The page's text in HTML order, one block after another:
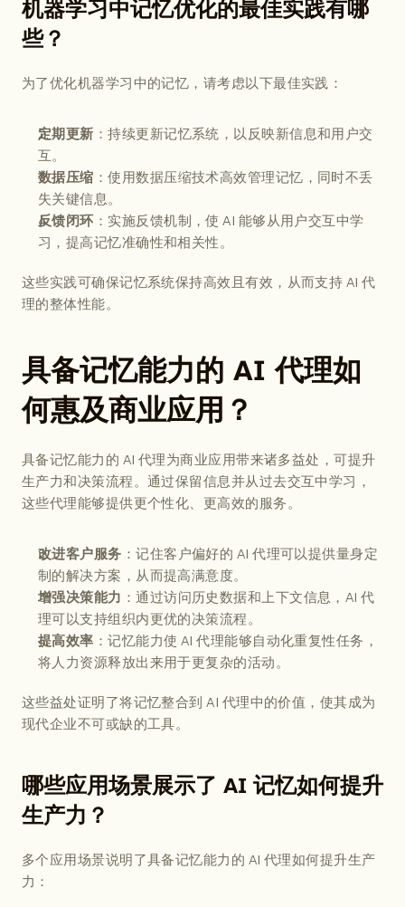
机器学习中记忆优化的最佳实践有哪
些？
为了优化机器学习中的记忆，请考虑以下最佳实践：
定期更新 ：持续更新记忆系统，以反映新信息和用户交
互。
数据压缩 ：使用数据压缩技术高效管理记忆，同时不丢
失关键信息。
反馈闭环 ：实施反馈机制，使 AI 能够从用户交互中学
习，提高记忆准确性和相关性。
这些实践可确保记忆系统保持高效且有效，从而支持 AI 代
理的整体性能。
具备记忆能力的 AI 代理如
何惠及商业应用？
具备记忆能力的 AI 代理为商业应用带来诸多益处，可提升
生产力和决策流程。通过保留信息并从过去交互中学习，
这些代理能够提供更个性化、更高效的服务。
改进客户服务 ：记住客户偏好的 AI 代理可以提供量身定
制的解决方案，从而提高满意度。
增强决策能力 ：通过访问历史数据和上下文信息，AI 代
理可以支持组织内更优的决策流程。
提高效率 ：记忆能力使 AI 代理能够自动化重复性任务，
将人力资源释放出来用于更复杂的活动。
这些益处证明了将记忆整合到 AI 代理中的价值，使其成为
现代企业不可或缺的工具。
哪些应用场景展示了 AI 记忆如何提升
生产力？
多个应用场景说明了具备记忆能力的 AI 代理如何提升生产
力：